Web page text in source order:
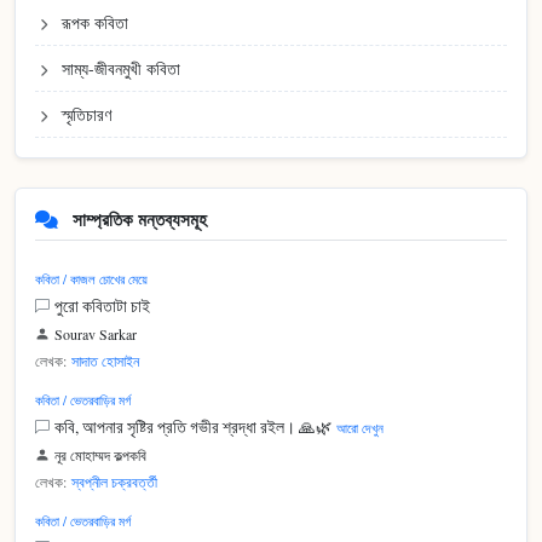
রূপক কবিতা
সাম্য-জীবনমুখী কবিতা
স্মৃতিচারণ
সাম্প্রতিক মন্তব্যসমূহ
কবিতা / কাজল চোখের মেয়ে
পুরো কবিতাটা চাই
Sourav Sarkar
লেখক: সাদাত হোসাইন
কবিতা / ভেতরবাড়ির মর্গ
কবি, আপনার সৃষ্টির প্রতি গভীর শ্রদ্ধা রইল। 🙏🌿 আরো দেখুন
নূর মোহাম্মদ কল্পকবি
লেখক: স্বপ্নীল চক্রবর্ত্তী
কবিতা / ভেতরবাড়ির মর্গ